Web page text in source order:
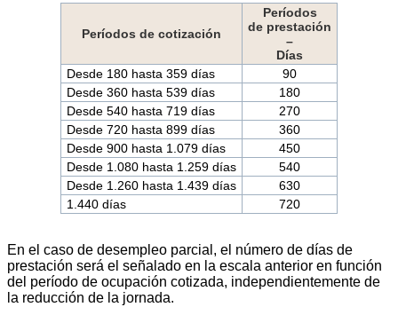
Períodos de cotización
Períodos
de prestación
–
Días
Desde 180 hasta 359 días
90
Desde 360 hasta 539 días
180
Desde 540 hasta 719 días
270
Desde 720 hasta 899 días
360
Desde 900 hasta 1.079 días
450
Desde 1.080 hasta 1.259 días
540
Desde 1.260 hasta 1.439 días
630
1.440 días
720
En el caso de desempleo parcial, el número de días de
prestación será el señalado en la escala anterior en función
del período de ocupación cotizada, independientemente de
la reducción de la jornada.